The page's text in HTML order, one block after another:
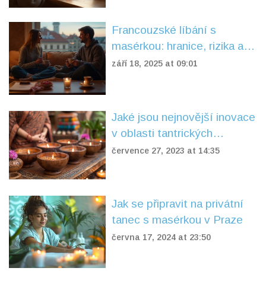
Francouzské líbání s
masérkou: hranice, rizika a
dopad na intimitu ve vztahu
září 18, 2025 at 09:01
Jaké jsou nejnovější inovace
v oblasti tantrických
masážních pomůcek
července 27, 2023 at 14:35
Jak se připravit na privátní
tanec s masérkou v Praze
června 17, 2024 at 23:50